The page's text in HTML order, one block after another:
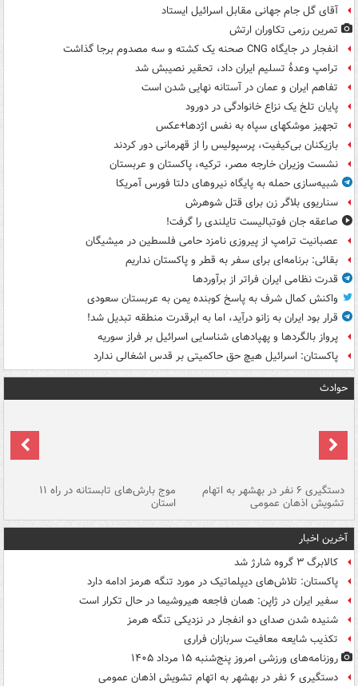
آقای گل جام جهانی مقابل اسرائیل ایستاد
تمرین رزمی تکاوران ارتش
انفجار در جایگاه CNG صحنه یک کشته و سه مصدوم برجا گذاشت
ترامپ وعدۀ تسلیم ایران داد، تحقیر نصیبش شد
تفاهم ایران و عمان در آستانه نهایی شدن است
پایان تلخ یک نزاع خانوادگی در دورود
تجهیز موشکهای سپاه به نفس اژدها+عکس
بازیکنان بی‌کیفیت، پرسپولیس را از قهرمانی دور کردند
نشست وزیران خارجه مصر، ترکیه، پاکستان و عربستان
شبیه‌سازی حمله به پایگاه نیروهای دلتا فورس آمریکا
سناریوی بلاگر زن برای قتل شوهرش
صاعقه جان فوتبالیست تایلندی را گرفت!
عصبانیت ترامپ از پیروزی نامزد حامی فلسطین در میشیگان
بقائی: برنامه‌ای برای سفر به قطر و پاکستان نداریم
قدرت نظامی ایران فراتر از برآوردها
واکنش کمال شرف به پاسخ کوبنده یمن به عربستان سعودی
قرار بود ایران به زانو درآید، اما به ابرقدرت منطقه تبدیل شد!
پرواز بالگردها و پهپادهای شناسایی اسرائیل بر فراز سوریه
پاکستان: اسرائیل هیچ حق حاکمیتی بر قدس اشغالی ندارد
حوادث
دستگیری ۶ نفر در بهشهر به اتهام
تشویش اذهان عمومی
موج بارش‌های تابستانه در راه ۱۱
استان
آخرین اخبار
کالابرگ ۳ گروه شارژ شد
پاکستان: تلاش‌های دیپلماتیک در مورد تنگه هرمز ادامه دارد
سفیر ایران در ژاپن: همان فاجعه هیروشیما در حال تکرار است
شنیده شدن صدای دو انفجار در نزدیکی تنگه هرمز
تکذیب شایعه معافیت سربازان فراری
روزنامه‌های ورزشی امروز پنج‌شنبه ۱۵ مرداد ۱۴۰۵
دستگیری ۶ نفر در بهشهر به اتهام تشویش اذهان عمومی